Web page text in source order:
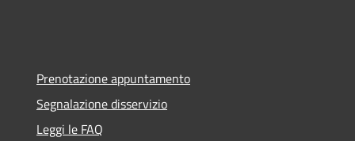
Prenotazione appuntamento
Segnalazione disservizio
Leggi le FAQ